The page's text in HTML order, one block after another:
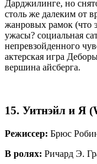
Дарджилинге, но
столь же далеким от
жанровых рамок (что
ужасы? социальная
непревзойденного
актерская игра
вершина айсберга.
15. Уитнэйл и Я
Режиссер: Брюс
В ролях: Ричард Э.